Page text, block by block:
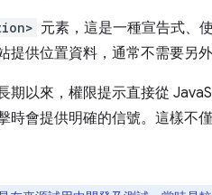
元素，這是一種宣告式、
提供位置資料，通常不需要另
期以來，權限提示直接從
時會提供明確的信號。這樣不